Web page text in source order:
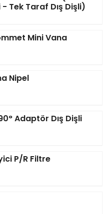
Tek Taraf Dış Dişli)
Mini Vana
Nipel
Adaptör Dış Dişli
P/R Filtre